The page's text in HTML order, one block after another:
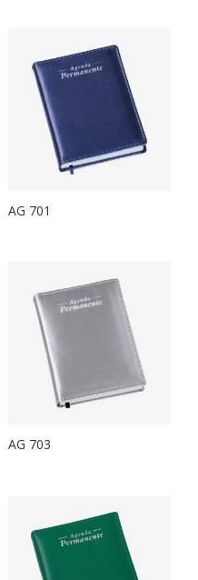
AG 701
AG 703